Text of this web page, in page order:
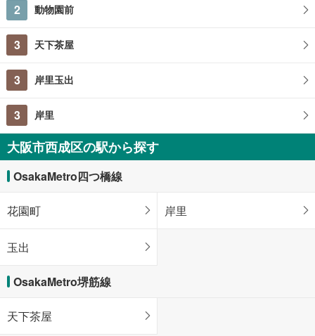
2 動物園前
3 天下茶屋
3 岸里玉出
3 岸里
大阪市西成区の駅から探す
OsakaMetro四つ橋線
花園町 岸里
玉出
OsakaMetro堺筋線
天下茶屋